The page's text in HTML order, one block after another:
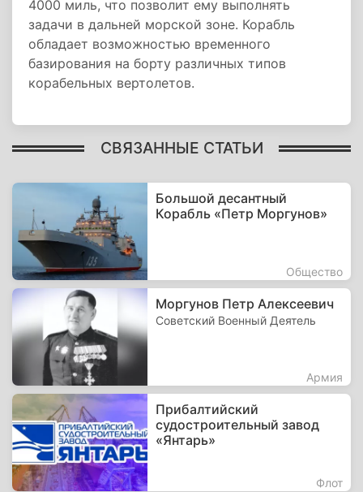
4000 миль, что позволит ему выполнять
задачи в дальней морской зоне. Корабль
обладает возможностью временного
базирования на борту различных типов
корабельных вертолетов.
СВЯЗАННЫЕ СТАТЬИ
Большой десантный
Корабль «Петр Моргунов»
Общество
Моргунов Петр Алексеевич
Советский Военный Деятель
Армия
Прибалтийский
судостроительный завод
«Янтарь»
Флот